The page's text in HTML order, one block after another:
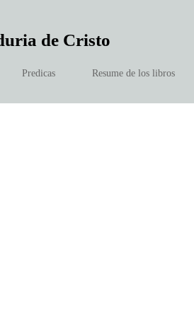
de Cristo
Predicas Resume de los libros